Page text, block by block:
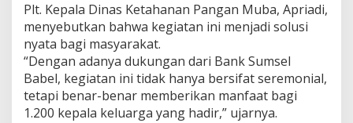
Plt. Kepala Dinas Ketahanan Pangan Muba, Apriadi,
menyebutkan bahwa kegiatan ini menjadi solusi
nyata bagi masyarakat.
“Dengan adanya dukungan dari Bank Sumsel
Babel, kegiatan ini tidak hanya bersifat seremonial,
tetapi benar-benar memberikan manfaat bagi
1.200 kepala keluarga yang hadir,” ujarnya.